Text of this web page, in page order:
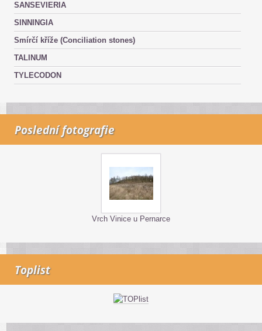
SANSEVIERIA
SINNINGIA
Smírčí kříže (Conciliation stones)
TALINUM
TYLECODON
Poslední fotografie
Vrch Vinice u Pernarce
Toplist